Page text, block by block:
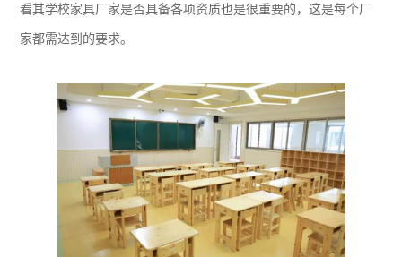
看其学校家具厂家是否具备各项资质也是很重要的，这是每个厂
家都需达到的要求。